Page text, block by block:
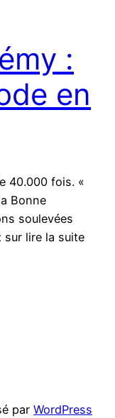
:
en
40.000 fois. «
Bonne
soulevées
sur lire la suite
par WordPress